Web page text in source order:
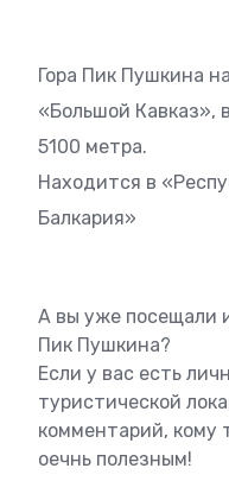
Гора Пик Пушкина
«Большой Кавказ»,
5100 метра.
Находится в
Балкария»
А вы уже посещали
Пик Пушкина?
Если у вас есть
туристической
комментарий, кому
оечнь полезным!